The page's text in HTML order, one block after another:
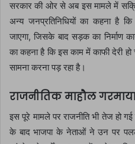
सरकार की ओर से अब इस मामले में
अन्य जनप्रतिनिधियों का कहना है
जाएगा, जिसके बाद सड़क का निर्माण
का कहना है कि इस काम में काफी देरी
सामना करना पड़ रहा है।
राजनीतिक माहौल
इस पूरे मामले पर राजनीति भी तेज हो
के बाद भाजपा के नेताओं ने उन पर